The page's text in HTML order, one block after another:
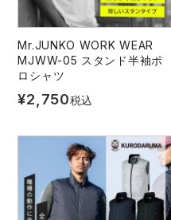
Mr.JUNKO WORK WEAR
MJWW-05 スタンド半袖ポ
ロシャツ
¥2,750税込